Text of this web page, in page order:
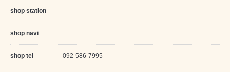
shop station
shop navi
shop tel 092-586-7995